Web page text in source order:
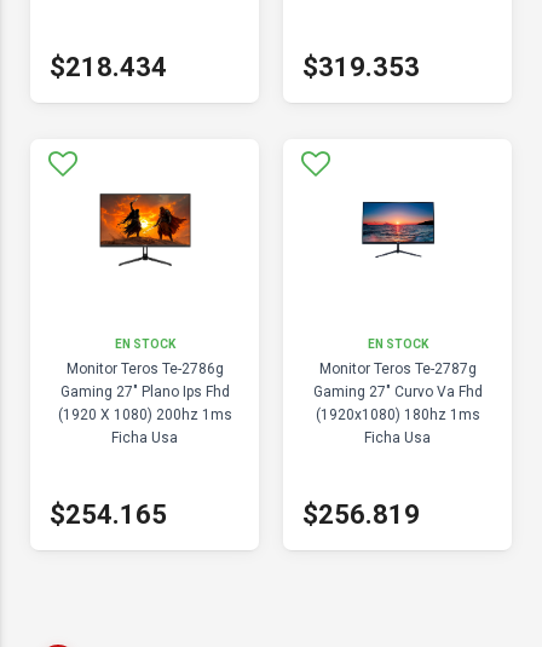
$218.434 $319.353
EN STOCK
Monitor Teros Te-2786g
Gaming 27" Plano Ips Fhd
(1920 X 1080) 200hz 1ms
Ficha Usa
$254.165
EN STOCK
Monitor Teros Te-2787g
Gaming 27" Curvo Va Fhd
(1920x1080) 180hz 1ms
Ficha Usa
$256.819